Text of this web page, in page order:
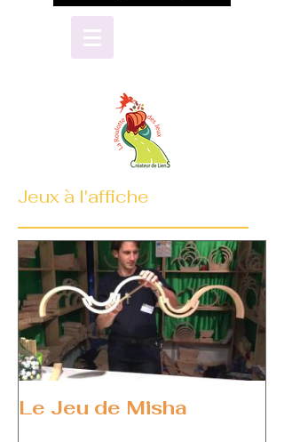
Jeux à l'affiche
Le Jeu de Misha